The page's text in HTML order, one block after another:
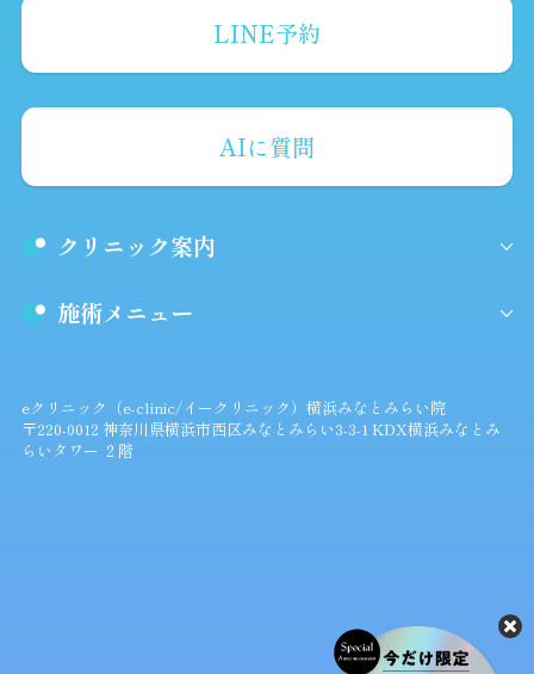
LINE予約
AIに質問
クリニック案内
施術メニュー
eクリニック（e-clinic/イークリニック）横浜みなとみらい院
〒220-0012 神奈川県横浜市西区みなとみらい3-3-1 KDX横浜みなとみ
らいタワー ２階